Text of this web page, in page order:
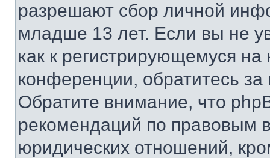
разрешают сбор личной
младше 13 лет. Если вы не
как к регистрирующемуся
конференции, обратитесь
Обратите внимание, что
рекомендаций по правовым
юридических отношений,